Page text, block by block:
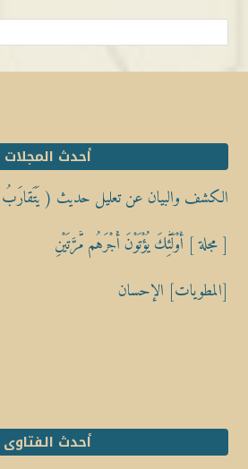
أحدث المجلات
الكشف والبيان عن تعليل حديث (
[ مجلة ] أُوْلَٰٓئِكَ يُؤْتَوْنَ أَجْرَهُم مَّرَّتَيْنِ
[المطويات] الإحسان
أحدث الفتاوى